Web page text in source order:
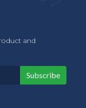
and
Subscribe